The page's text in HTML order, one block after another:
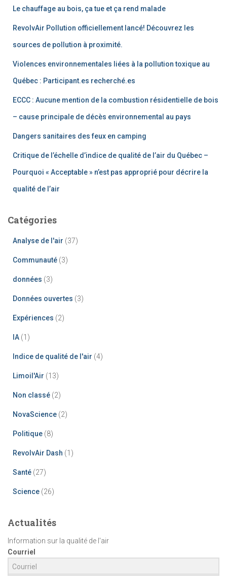
Le chauffage au bois, ça tue et ça rend malade
RevolvAir Pollution officiellement lancé! Découvrez les
sources de pollution à proximité.
Violences environnementales liées à la pollution toxique au
Québec : Participant.es recherché.es
ECCC : Aucune mention de la combustion résidentielle de bois
– cause principale de décès environnemental au pays
Dangers sanitaires des feux en camping
Critique de l’échelle d’indice de qualité de l’air du Québec –
Pourquoi « Acceptable » n’est pas approprié pour décrire la
qualité de l’air
Catégories
Analyse de l'air (37)
Communauté (3)
données (3)
Données ouvertes (3)
Expériences (2)
IA (1)
Indice de qualité de l'air (4)
Limoil'Air (13)
Non classé (2)
NovaScience (2)
Politique (8)
RevolvAir Dash (1)
Santé (27)
Science (26)
Actualités
Information sur la qualité de l'air
Courriel